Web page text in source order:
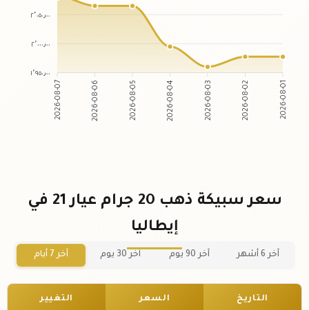
٢٬٠٥٠٫٠٠
٢٬٠٠٠٫٠٠
١٬٩٥٠٫٠٠
2026-08-07 2026-08-06 2026-08-05 2026-08-04 2026-08-03 2026-08-02 2026-08-01
سعر سبيكة ذهب 20 جرام عيار 21 في
إيطاليا
آخر 6 أشهر آخر 90 يوم آخر 30 يوم آخر 7 أيام
التاريخ السعر التغيير